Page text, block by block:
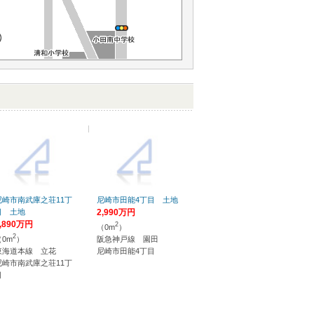
崎市南武庫之荘11丁
土地
万円
0m2 ）
海道本線 立花
崎市南武庫之荘11丁
尼崎市田能4丁目 土地
2,990万円
（0m2 ）
阪急神戸線 園田
尼崎市田能4丁目